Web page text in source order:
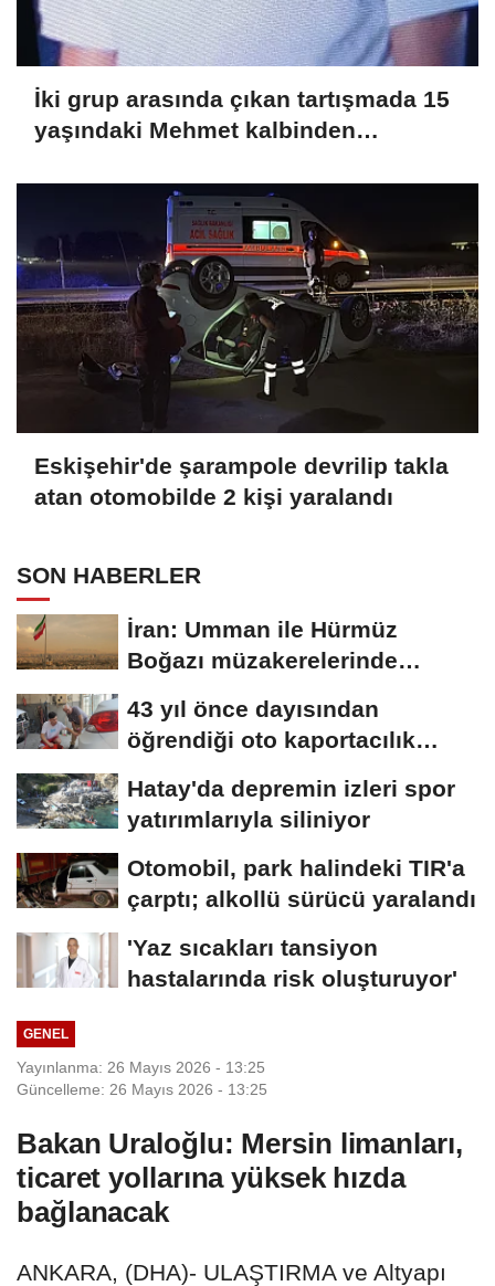
İki grup arasında çıkan tartışmada 15
yaşındaki Mehmet kalbinden
Eskişehir'de şarampole devrilip takla
atan otomobilde 2 kişi yaralandı
SON HABERLER
İran: Umman ile Hürmüz
Boğazı müzakerelerinde
43 yıl önce dayısından
öğrendiği oto kaportacılık
Hatay'da depremin izleri spor
yatırımlarıyla siliniyor
Otomobil, park halindeki TIR'a
çarptı; alkollü sürücü yaralandı
'Yaz sıcakları tansiyon
hastalarında risk oluşturuyor'
GENEL
Yayınlanma: 26 Mayıs 2026 - 13:25
Güncelleme: 26 Mayıs 2026 - 13:25
Bakan Uraloğlu: Mersin limanları,
ticaret yollarına yüksek hızda
bağlanacak
ANKARA, (DHA)- ULAŞTIRMA ve Altyapı